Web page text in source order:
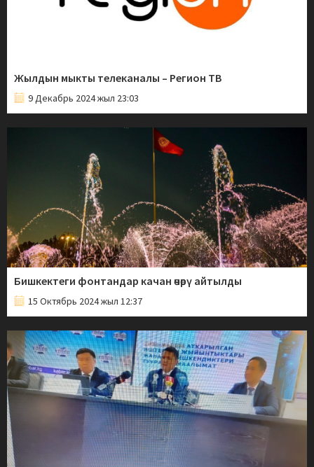
Жылдын мыкты телеканалы – Регион ТВ
9 Декабрь 2024 жыл 23:03
Бишкектеги фонтандар качан өчөрү айтылды
15 Октябрь 2024 жыл 12:37